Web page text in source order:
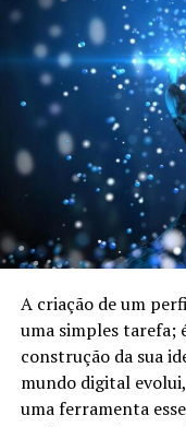
A criação de um
uma simples tarefa;
construção da sua
mundo digital
uma ferramenta